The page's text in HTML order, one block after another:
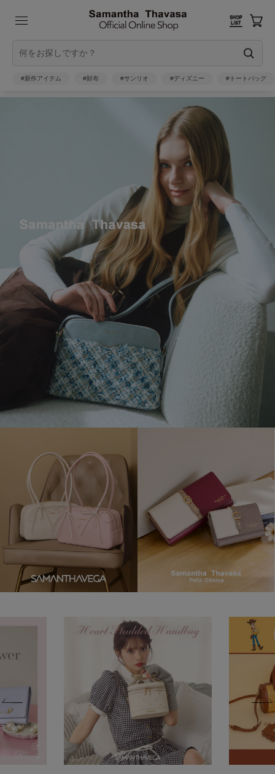
#新作アイテム #財布 #サンリオ #ディズニー #トートバッグ